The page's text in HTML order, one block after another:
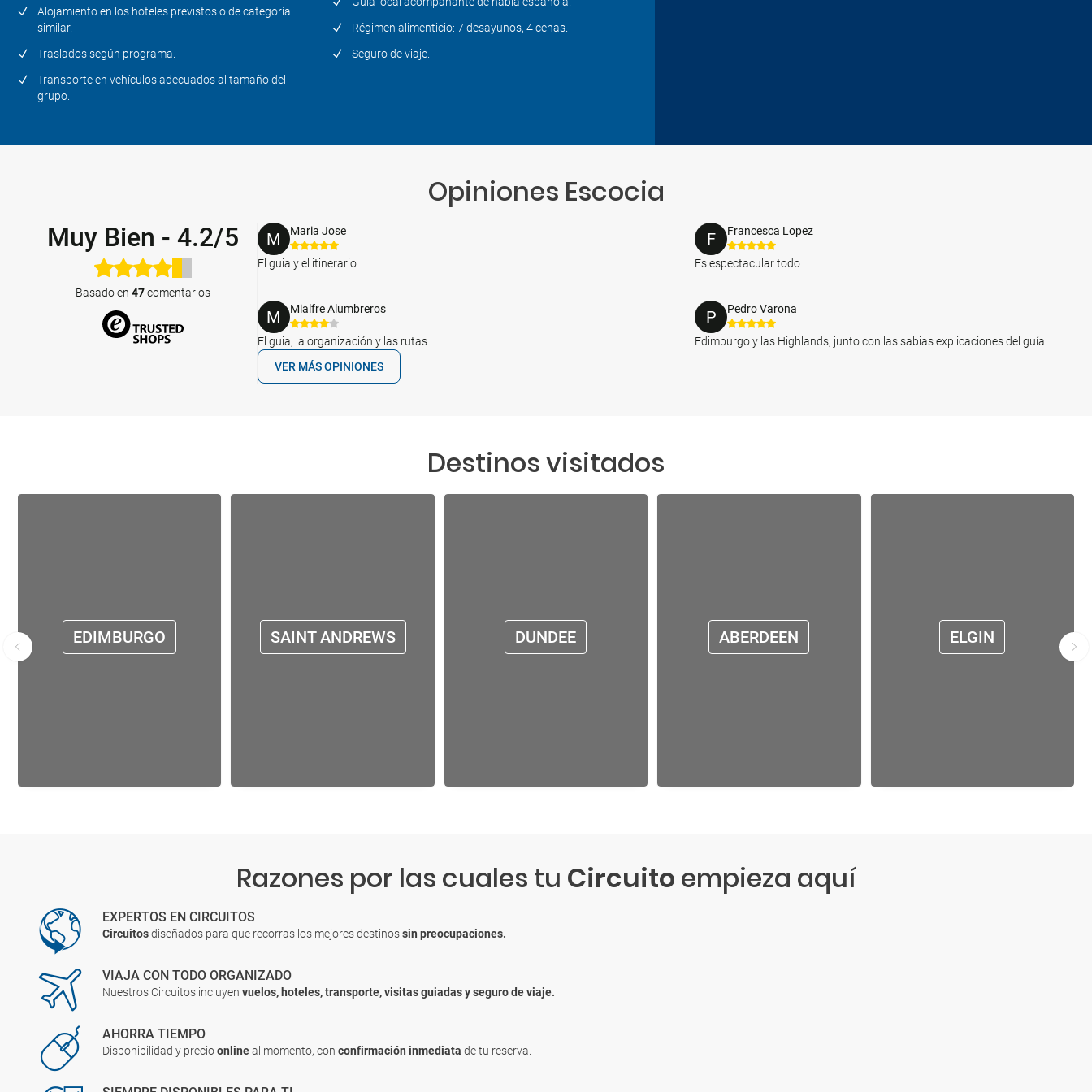
Alojamiento en los hoteles previstos o de categoría
similar.
Traslados según programa.
Transporte en vehículos adecuados al tamaño del
grupo.
Régimen alimenticio: 7 desayunos, 4 cenas.
Seguro de viaje.
Opiniones Escocia
Muy Bien - 4.2/5
Basado en 47comentarios
M Maria Jose
El guia y el itinerario
F Francesca Lopez
Es espectacular todo
M Mialfre Alumbreros
El guia, la organización y las rutas
P Pedro Varona
Edimburgo y las Highlands, junto con las sabias explicaciones del guía.
VER MÁS OPINIONES
Destinos visitados
EDIMBURGO SAINT ANDREWS DUNDEE ABERDEEN ELGIN
Razones por las cuales tu Circuito empieza aquí
EXPERTOS EN CIRCUITOS
Circuitosdiseñados para que recorras los mejores destinossin preocupaciones.
VIAJA CON TODO ORGANIZADO
Nuestros Circuitos incluyenvuelos, hoteles, transporte, visitas guiadas y seguro de viaje.
AHORRA TIEMPO
Disponibilidad y precioonlineal momento, conconfirmación inmediatade tu reserva.